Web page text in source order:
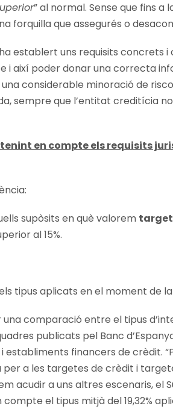
” al normal. Sense que fins
que assegurés o
establert uns requisits concrets
i així poder donar una correcta
considerable minoració de
sempre que l’entitat creditícia no
en compte els requisits
supòsits en què valorem
al 15%.
tipus aplicats en el moment de
comparació entre el tipus
publicats pel Banc
establiments financers de crèdit.
per a les targetes de crèdit i
acudir a uns altres escenaris, el
el tipus mitjà del 19,32%